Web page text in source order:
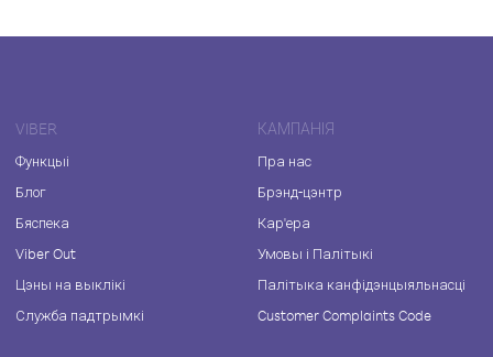
VIBER
Функцыі
Блог
Бяспека
Viber Out
Цэны на выклікі
Служба падтрымкі
КАМПАНІЯ
Пра нас
Брэнд-цэнтр
Кар'ера
Умовы і Палітыкі
Палітыка канфідэнцыяльнасці
Customer Complaints Code